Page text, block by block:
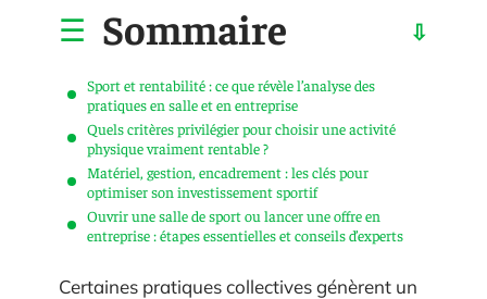
Sommaire
Sport et rentabilité : ce que révèle l’analyse des
pratiques en salle et en entreprise
Quels critères privilégier pour choisir une activité
physique vraiment rentable ?
Matériel, gestion, encadrement : les clés pour
optimiser son investissement sportif
Ouvrir une salle de sport ou lancer une offre en
entreprise : étapes essentielles et conseils d’experts
Certaines pratiques collectives génèrent un